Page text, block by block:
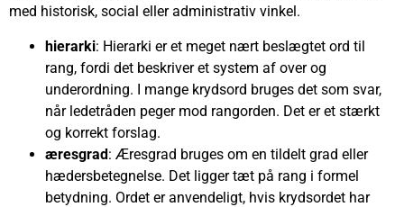
med historisk, social eller administrativ vinkel.
hierarki: Hierarki er et meget nært beslægtet ord til
rang, fordi det beskriver et system af over og
underordning. I mange krydsord bruges det som svar,
når ledetråden peger mod rangorden. Det er et stærkt
og korrekt forslag.
æresgrad: Æresgrad bruges om en tildelt grad eller
hædersbetegnelse. Det ligger tæt på rang i formel
betydning. Ordet er anvendeligt, hvis krydsordet har